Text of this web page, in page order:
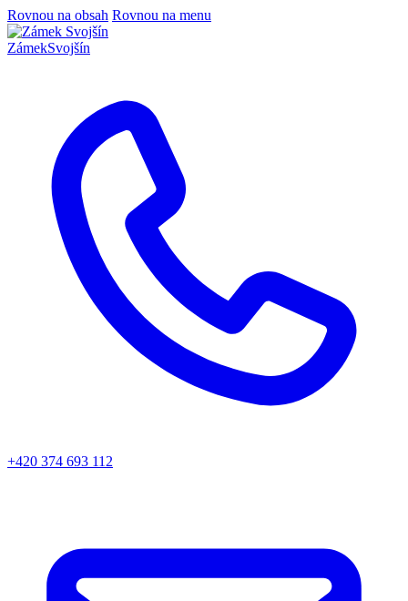
Rovnou na obsah Rovnou na menu
ZámekSvojšín
+420 374 693 112